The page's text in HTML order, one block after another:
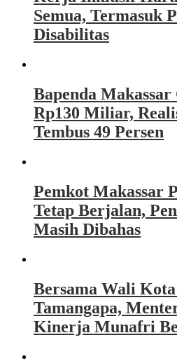
Semua, Termasuk
Disabilitas
Bapenda
Rp130 Miliar,
Tembus 49 Persen
Pemkot Makassar
Tetap Berjalan,
Masih Dibahas
Bersama Wali
Tamangapa,
Kinerja Munafri